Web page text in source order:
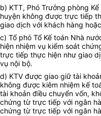
b) KTT, Phó Trưởng phòng
huyện không được trực tiếp
giao dịch với khách hàng
c) Tổ phó Tổ Kế toán Nhà
hiện nhiệm vụ kiểm soát
trực tiếp thực hiện như giao
vụ nội bộ.
d) KTV được giao giữ tài
không được kiêm nhiệm kế
tài khoản điều chuyển vốn,
chứng từ trực tiếp với ngân
chứng từ trực tiếp với ngân